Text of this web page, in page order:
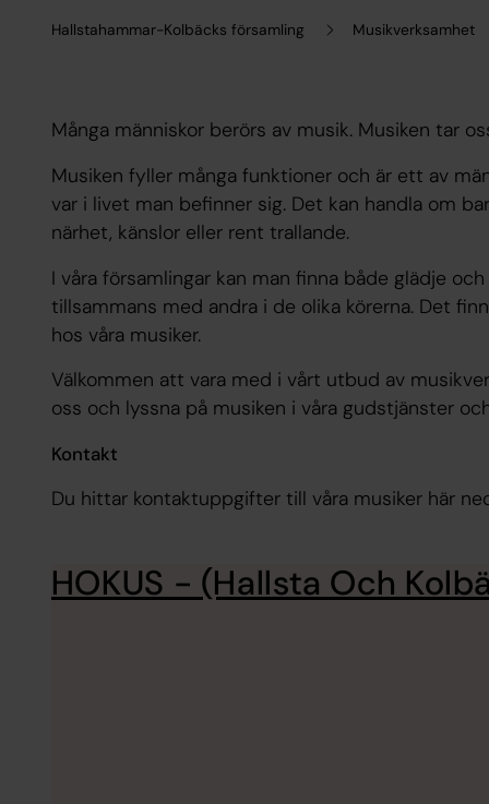
Hallstahammar-Kolbäcks församling Musikverksamhet
Många människor berörs av musik. Musiken tar
Musiken fyller många funktioner och är ett av
var i livet man befinner sig. Det kan handla om
närhet, känslor eller rent trallande.
I våra församlingar kan man finna både glädje
tillsammans med andra i de olika körerna. Det
hos våra musiker.
Välkommen att vara med i vårt utbud av
oss och lyssna på musiken i våra gudstjänster
Kontakt
Du hittar kontaktuppgifter till våra musiker här
HOKUS - (Hallsta Och